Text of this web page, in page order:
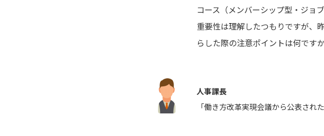
コース（メンバーシップ型・ジョ
重要性は理解したつもりですが、
らした際の注意ポイントは何ですか
人事課長
「働き方改革実現会議から公表され